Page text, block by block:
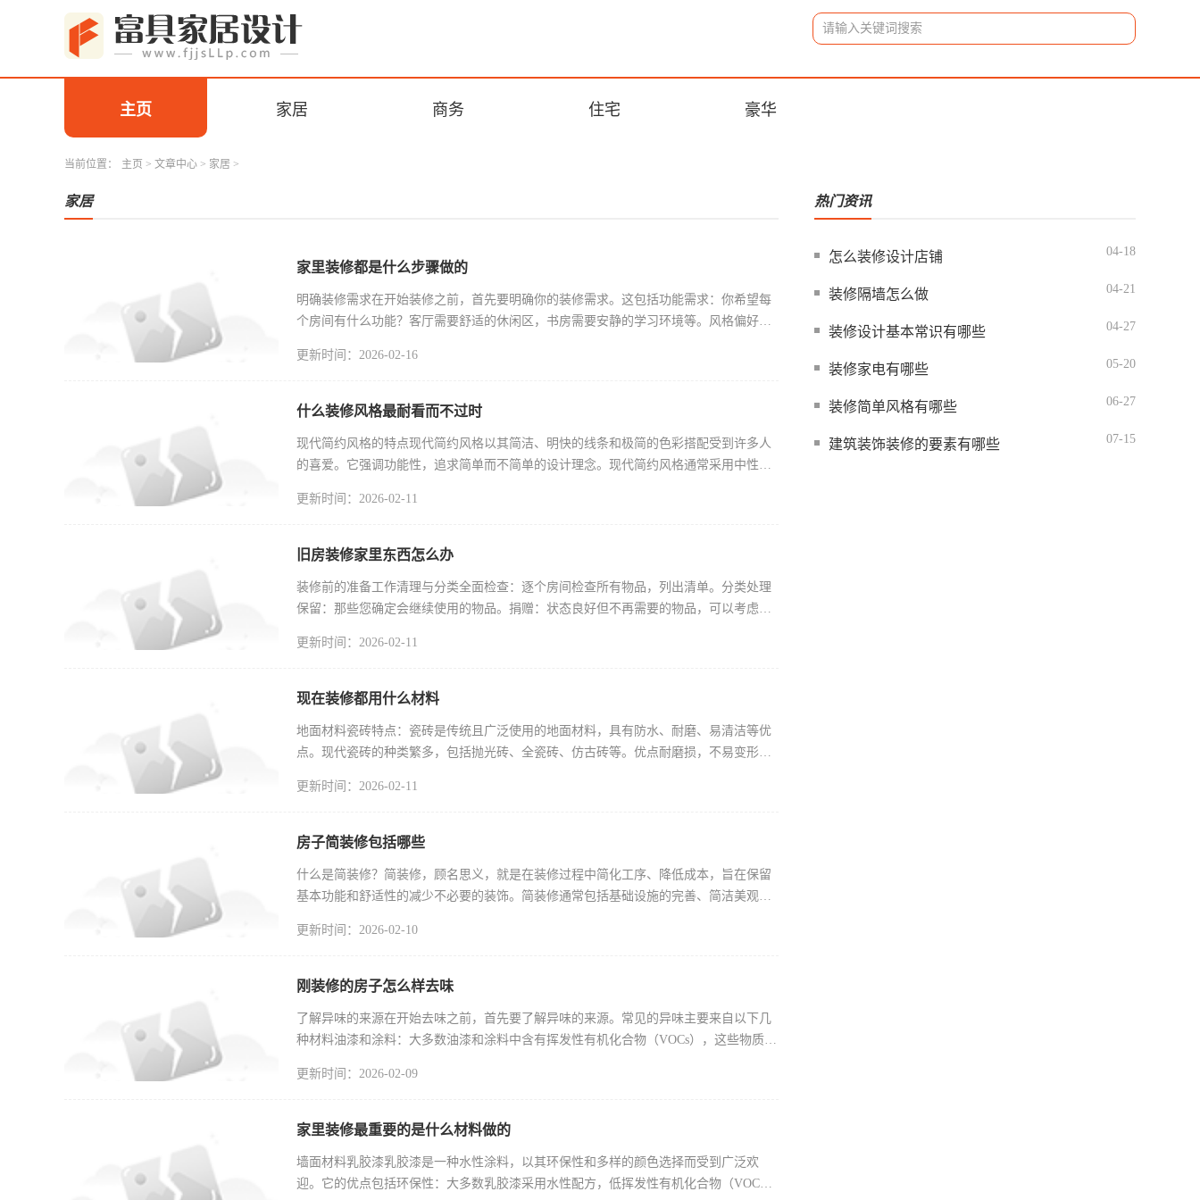
主页 家居 商务 住宅 豪华
当前位置： 主页 > 文章中心 > 家居 >
家居
家里装修都是什么步骤做的
明确装修需求在开始装修之前，首先要明确你的装修需求。这包括功能需求：你希望每
个房间有什么功能？客厅需要舒适的休闲区，书房需要安静的学习环境等。风格偏好：
更新时间：2026-02-16
什么装修风格最耐看而不过时
现代简约风格的特点现代简约风格以其简洁、明快的线条和极简的色彩搭配受到许多人
的喜爱。它强调功能性，追求简单而不简单的设计理念。现代简约风格通常采用中性色
更新时间：2026-02-11
旧房装修家里东西怎么办
装修前的准备工作清理与分类全面检查：逐个房间检查所有物品，列出清单。分类处理
保留：那些您确定会继续使用的物品。捐赠：状态良好但不再需要的物品，可以考虑捐
更新时间：2026-02-11
现在装修都用什么材料
地面材料瓷砖特点：瓷砖是传统且广泛使用的地面材料，具有防水、耐磨、易清洁等优
点。现代瓷砖的种类繁多，包括抛光砖、全瓷砖、仿古砖等。优点耐磨损，不易变形。
更新时间：2026-02-11
房子简装修包括哪些
什么是简装修？简装修，顾名思义，就是在装修过程中简化工序、降低成本，旨在保留
基本功能和舒适性的减少不必要的装饰。简装修通常包括基础设施的完善、简洁美观的
更新时间：2026-02-10
刚装修的房子怎么样去味
了解异味的来源在开始去味之前，首先要了解异味的来源。常见的异味主要来自以下几
种材料油漆和涂料：大多数油漆和涂料中含有挥发性有机化合物（VOCs），这些物质在
更新时间：2026-02-09
家里装修最重要的是什么材料做的
墙面材料乳胶漆乳胶漆是一种水性涂料，以其环保性和多样的颜色选择而受到广泛欢
迎。它的优点包括环保性：大多数乳胶漆采用水性配方，低挥发性有机化合物（VOC）
热门资讯
怎么装修设计店铺 04-18
装修隔墙怎么做 04-21
装修设计基本常识有哪些 04-27
装修家电有哪些 05-20
装修简单风格有哪些 06-27
建筑装饰装修的要素有哪些 07-15